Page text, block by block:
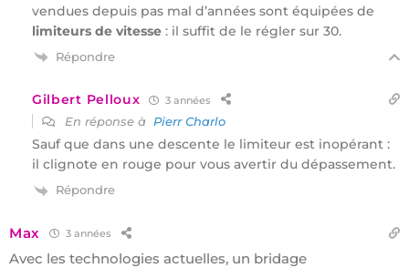
vendues depuis pas mal d’années sont équipées de
limiteurs de vitesse: il suffit de le régler sur 30.
Répondre
Gilbert Pelloux 3 années
En réponse à Pierr Charlo
Sauf que dans une descente le limiteur est inopérant :
il clignote en rouge pour vous avertir du dépassement.
Répondre
Max 3 années
Avec les technologies actuelles, un bridage